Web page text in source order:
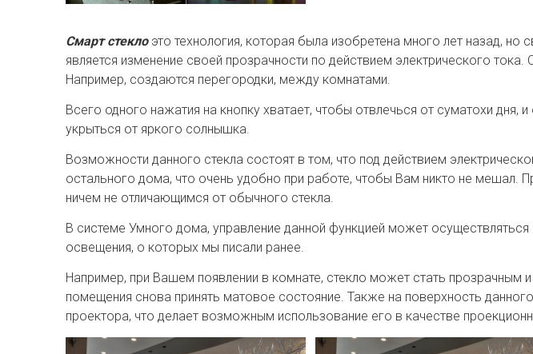
Смарт стеклоэто технология, которая была изобретена много лет назад, но
является изменение своей прозрачности по действием электрического
Например, создаются перегородки, между комнатами.
Всего одного нажатия на кнопку хватает, чтобы отвлечься от суматохи
укрыться от яркого солнышка.
Возможности данного стекла состоят в том, что под действием
остального дома, что очень удобно при работе, чтобы Вам никто не
ничем не отличающимся от обычного стекла.
В системе Умного дома, управление данной функцией может
освещения, о которых мы писали ранее.
Например, при Вашем появлении в комнате, стекло может стать прозрачным
помещения снова принять матовое состояние. Также на поверхность
проектора, что делает возможным использование его в качестве